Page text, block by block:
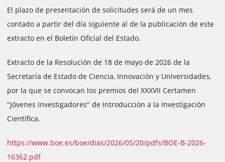
El plazo de presentación de solicitudes será de un mes
contado a partir del día siguiente al de la publicación de este
extracto en el Boletín Oficial del Estado.
Extracto de la Resolución de 18 de mayo de 2026 de la
Secretaría de Estado de Ciencia, Innovación y Universidades,
por la que se convocan los premios del XXXVII Certamen
"Jóvenes Investigadores" de Introducción a la Investigación
Científica.
https://www.boe.es/boe/dias/2026/05/20/pdfs/BOE-B-2026-
16362.pdf